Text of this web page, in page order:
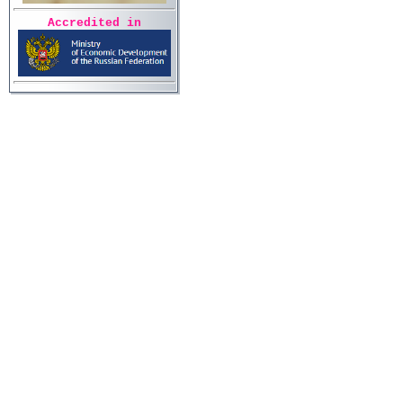
Accredited in